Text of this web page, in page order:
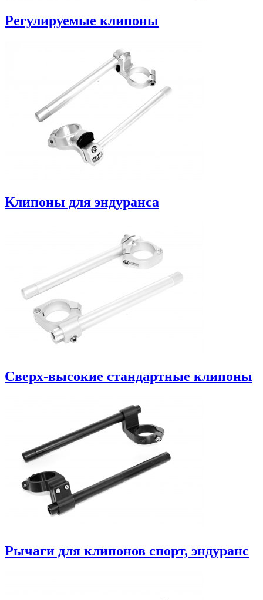
Регулируемые клипоны
Клипоны для эндуранса
Сверх-высокие стандартные клипоны
Рычаги для клипонов спорт, эндуранс